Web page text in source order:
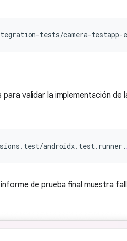
-tests/camera-testapp-
validar la implementación de
. test/androidx. test. runner .
de prueba final muestra